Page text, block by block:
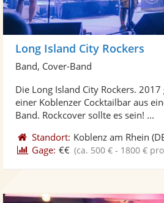
Long Island City Rockers
Band, Cover-Band
Die Long Island City Rockers.
einer Koblenzer Cocktailbar aus
Band. Rockcover sollte es sein! ...
Standort: Koblenz am Rhein
Gage: €€ (ca. 500 € - 1800 €